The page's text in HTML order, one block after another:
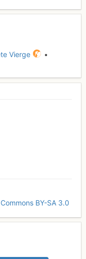
Vierge
•
BY-SA 3.0